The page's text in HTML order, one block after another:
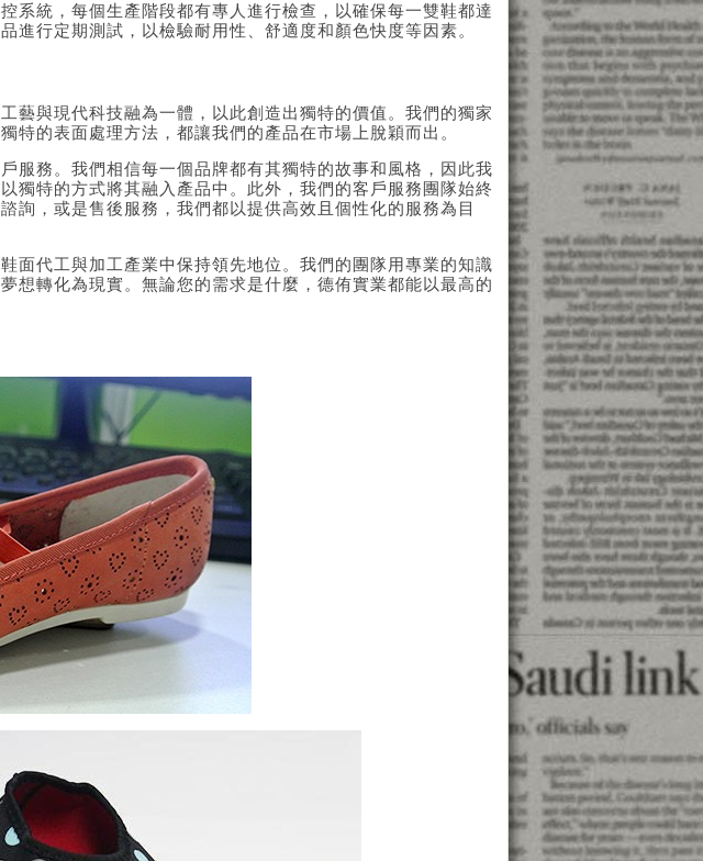
系統，每個生產階段都有專人進行檢查，以確保每一雙鞋都達
進行定期測試，以檢驗耐用性、舒適度和顏色快度等因素。
藝與現代科技融為一體，以此創造出獨特的價值。我們的獨家
特的表面處理方法，都讓我們的產品在市場上脫穎而出。
服務。我們相信每一個品牌都有其獨特的故事和風格，因此我
獨特的方式將其融入產品中。此外，我們的客戶服務團隊始終
詢，或是售後服務，我們都以提供高效且個性化的服務為目
面代工與加工產業中保持領先地位。我們的團隊用專業的知識
想轉化為現實。無論您的需求是什麼，德侑實業都能以最高的